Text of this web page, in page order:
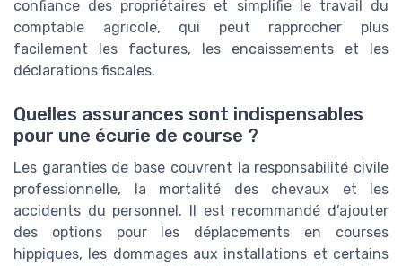
confiance des propriétaires et simplifie le travail du
comptable agricole, qui peut rapprocher plus
facilement les factures, les encaissements et les
déclarations fiscales.
Quelles assurances sont indispensables
pour une écurie de course ?
Les garanties de base couvrent la responsabilité civile
professionnelle, la mortalité des chevaux et les
accidents du personnel. Il est recommandé d’ajouter
des options pour les déplacements en courses
hippiques, les dommages aux installations et certains